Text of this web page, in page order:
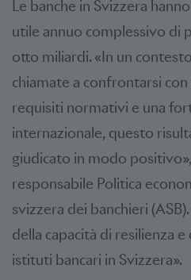
Le banche in Svizzera
utile annuo complessivo di
otto miliardi. «In un
chiamate a confrontarsi
requisiti normativi e una
internazionale, questo
giudicato in modo
responsabile Politica
svizzera dei banchieri
della capacità di resilienza
istituti bancari in Svizzera».